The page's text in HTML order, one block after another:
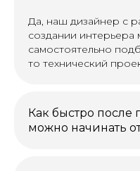
Да, наш дизайнер с
создании интерьера
самостоятельно
то технический
Как быстро после
можно начинать